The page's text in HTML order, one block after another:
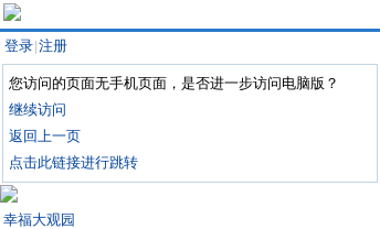
登录 注册
您访问的页面无手机页面，是否进一步访问电脑版？
继续访问
返回上一页
点击此链接进行跳转
幸福大观园